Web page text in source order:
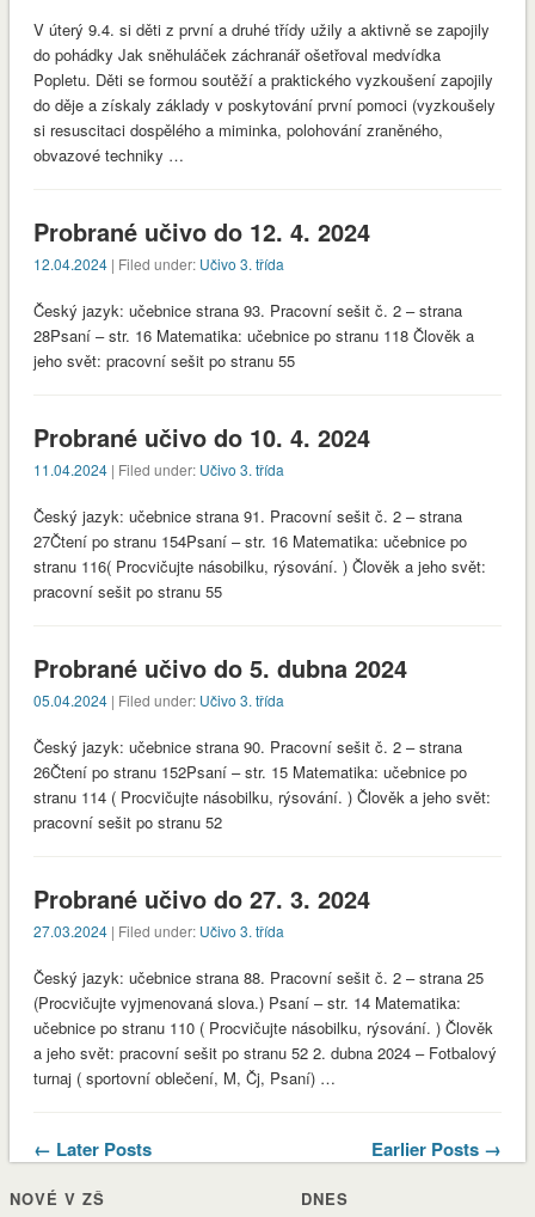
V úterý 9.4. si děti z první a druhé třídy užily a aktivně se zapojily
do pohádky Jak sněhuláček záchranář ošetřoval medvídka
Popletu. Děti se formou soutěží a praktického vyzkoušení zapojily
do děje a získaly základy v poskytování první pomoci (vyzkoušely
si resuscitaci dospělého a miminka, polohování zraněného,
obvazové techniky …
Probrané učivo do 12. 4. 2024
12.04.2024| Filed under: Učivo 3. třída
Český jazyk: učebnice strana 93. Pracovní sešit č. 2 – strana
28Psaní – str. 16 Matematika: učebnice po stranu 118 Člověk a
jeho svět: pracovní sešit po stranu 55
Probrané učivo do 10. 4. 2024
11.04.2024| Filed under: Učivo 3. třída
Český jazyk: učebnice strana 91. Pracovní sešit č. 2 – strana
27Čtení po stranu 154Psaní – str. 16 Matematika: učebnice po
stranu 116( Procvičujte násobilku, rýsování. ) Člověk a jeho svět:
pracovní sešit po stranu 55
Probrané učivo do 5. dubna 2024
05.04.2024| Filed under: Učivo 3. třída
Český jazyk: učebnice strana 90. Pracovní sešit č. 2 – strana
26Čtení po stranu 152Psaní – str. 15 Matematika: učebnice po
stranu 114 ( Procvičujte násobilku, rýsování. ) Člověk a jeho svět:
pracovní sešit po stranu 52
Probrané učivo do 27. 3. 2024
27.03.2024| Filed under: Učivo 3. třída
Český jazyk: učebnice strana 88. Pracovní sešit č. 2 – strana 25
(Procvičujte vyjmenovaná slova.) Psaní – str. 14 Matematika:
učebnice po stranu 110 ( Procvičujte násobilku, rýsování. ) Člověk
a jeho svět: pracovní sešit po stranu 52 2. dubna 2024 – Fotbalový
turnaj ( sportovní oblečení, M, Čj, Psaní) …
← Later Posts Earlier Posts →
NOVÉ V ZŠ DNES